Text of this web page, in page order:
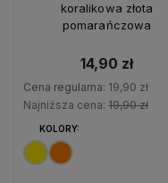
koralikowa złota
pomarańczowa
14,90 zł
Cena regularna: 19,90 zł
Najniższa cena: 19,90 zł
KOLORY: